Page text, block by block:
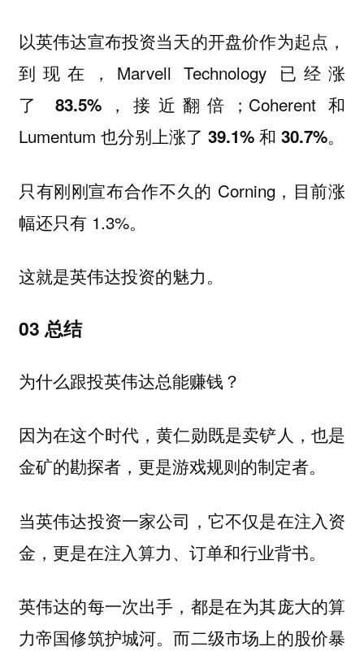
以英伟达宣布投资当天的开盘价作为起点，
到现在，Marvell Technology 已经涨
了
83.5% ，接近翻倍；Coherent 和
Lumentum 也分别上涨了 39.1%和 30.7%。
只有刚刚宣布合作不久的 Corning，目前涨
幅还只有 1.3%。
这就是英伟达投资的魅力。
03 总结
为什么跟投英伟达总能赚钱？
因为在这个时代，黄仁勋既是卖铲人，也是
金矿的勘探者，更是游戏规则的制定者。
当英伟达投资一家公司，它不仅是在注入资
金，更是在注入算力、订单和行业背书。
英伟达的每一次出手，都是在为其庞大的算
力帝国修筑护城河。而二级市场上的股价暴